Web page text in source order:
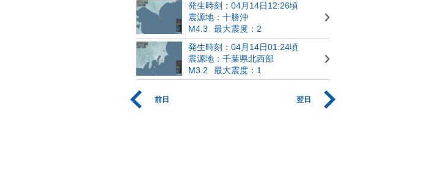
発生時刻：04月14日12:26頃
震源地：十勝沖
M4.3
最大震度：2
発生時刻：04月14日01:24頃
震源地：千葉県北西部
M3.2
最大震度：1
前日 翌日